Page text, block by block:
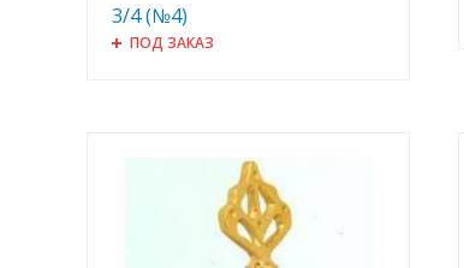
3/4 (№4)
ПОД ЗАКАЗ